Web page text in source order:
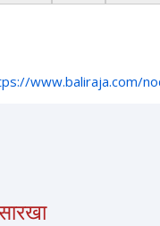
www.baliraja.com/